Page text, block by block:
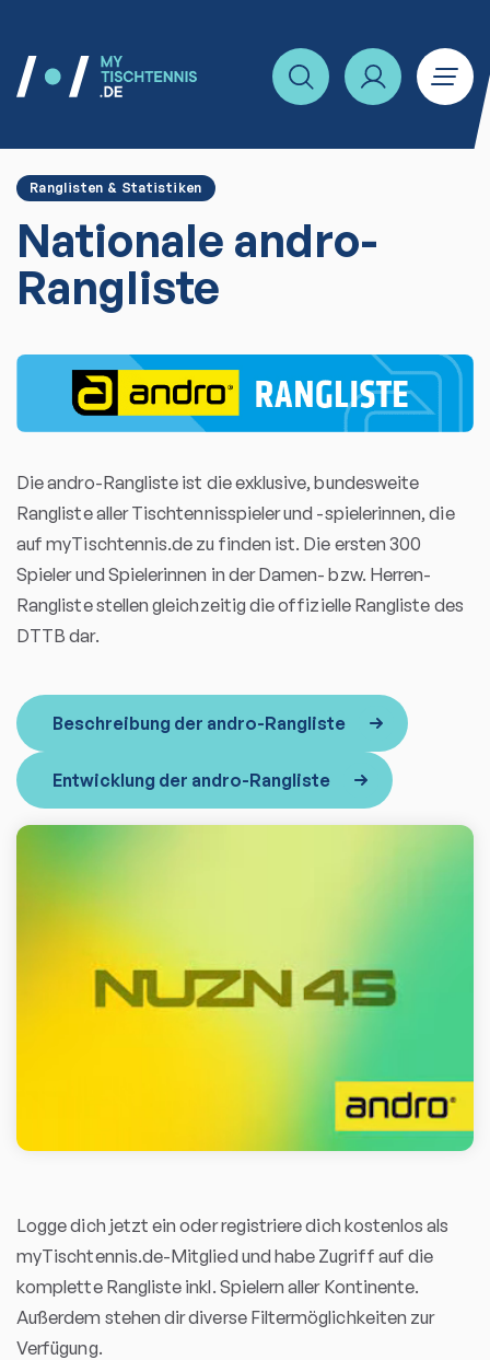
Ranglisten & Statistiken
Nationale andro-
Rangliste
Die andro-Rangliste ist die exklusive, bundesweite
Rangliste aller Tischtennisspieler und -spielerinnen, die
auf myTischtennis.de zu finden ist. Die ersten 300
Spieler und Spielerinnen in der Damen- bzw. Herren-
Rangliste stellen gleichzeitig die offizielle Rangliste des
DTTB dar.
Beschreibung der andro-Rangliste
Entwicklung der andro-Rangliste
Logge dich jetzt ein oder registriere dich kostenlos als
myTischtennis.de-Mitglied und habe Zugriff auf die
komplette Rangliste inkl. Spielern aller Kontinente.
Außerdem stehen dir diverse Filtermöglichkeiten zur
Verfügung.